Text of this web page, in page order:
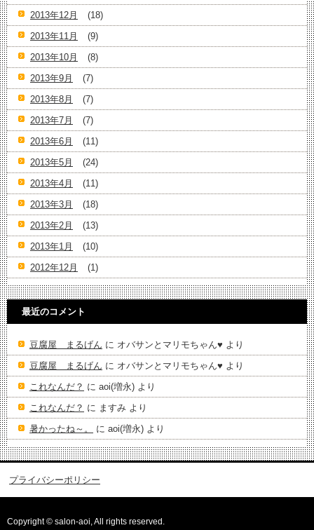
2013年12月
(18)
2013年11月
(9)
2013年10月
(8)
2013年9月
(7)
2013年8月
(7)
2013年7月
(7)
2013年6月
(11)
2013年5月
(24)
2013年4月
(11)
2013年3月
(18)
2013年2月
(13)
2013年1月
(10)
2012年12月
(1)
最近のコメント
豆腐屋 まるげん に オバサンとマリモちゃん♥️ より
豆腐屋 まるげん に オバサンとマリモちゃん♥️ より
これなんだ？ に aoi(増永) より
これなんだ？ に ますみ より
暑かったね～。
に aoi(増永) より
プライバシーポリシー
Copyright © salon-aoi, All rights reserved.